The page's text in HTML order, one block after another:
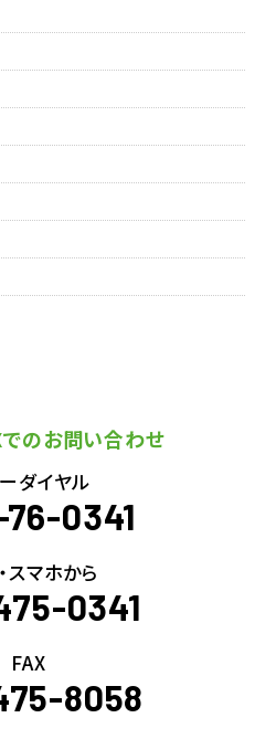
でのお問い合わせ
ダイヤル
0341
スマホから
0341
FAX
8058